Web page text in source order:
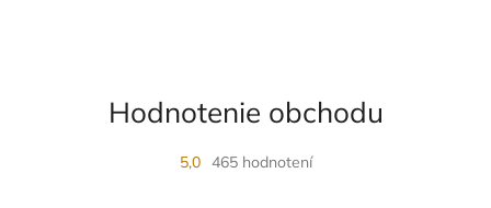
Hodnotenie obchodu
5,0 465 hodnotení